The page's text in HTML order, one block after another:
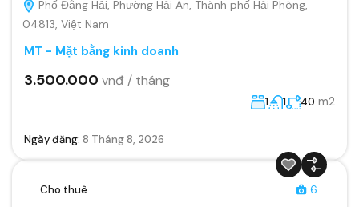
Phố Đằng Hải, Phường Hải An, Thành phố Hải Phòng,
04813, Việt Nam
MT - Mặt bằng kinh doanh
3.500.000 vnđ / tháng
1 1 40 m2
Ngày đăng: 8 Tháng 8, 2026
Cho thuê 6